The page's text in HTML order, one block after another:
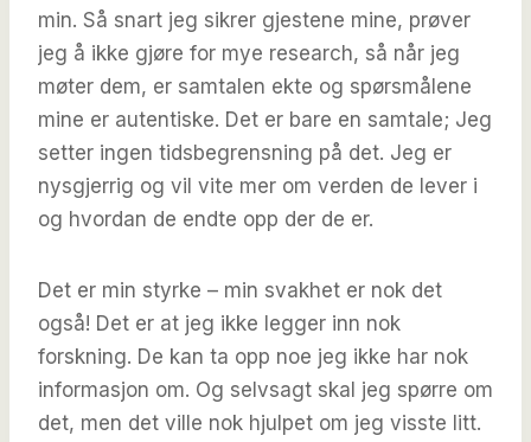
min. Så snart jeg sikrer gjestene mine, prøver
jeg å ikke gjøre for mye research, så når jeg
møter dem, er samtalen ekte og spørsmålene
mine er autentiske. Det er bare en samtale; Jeg
setter ingen tidsbegrensning på det. Jeg er
nysgjerrig og vil vite mer om verden de lever i
og hvordan de endte opp der de er.
Det er min styrke – min svakhet er nok det
også! Det er at jeg ikke legger inn nok
forskning. De kan ta opp noe jeg ikke har nok
informasjon om. Og selvsagt skal jeg spørre om
det, men det ville nok hjulpet om jeg visste litt.